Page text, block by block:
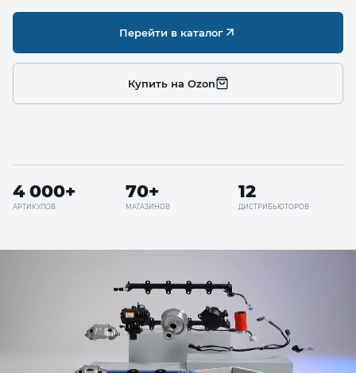
Перейти в каталог
Купить на Ozon
4 000+
АРТИКУЛОВ
70+
МАГАЗИНОВ
12
ДИСТРИБЬЮТОРОВ